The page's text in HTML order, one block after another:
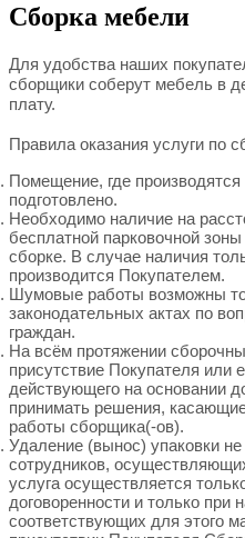
Сборка мебели
Для удобства наших
сборщики соберут мебель в
плату.
Правила оказания услуги по
Помещение, где
подготовлено.
Необходимо наличие на
бесплатной парковочной
сборке. В случае наличия
производится Покупателем.
Шумовые работы возможны
законодательных актах по
граждан.
На всём протяжении
присутствие Покупателя или
действующего на основании
принимать решения,
работы сборщика(-ов).
Удаление (вынос) упаковки
сотрудников,
услуга осуществляется
договоренности и только при
соответствующих для этого